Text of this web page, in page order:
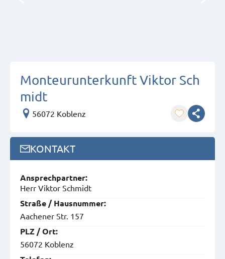
Monteurunterkunft Viktor Sch
midt
56072 Koblenz
KONTAKT
Ansprech­partner:
Herr Viktor Schmidt
Straße / Hausnummer:
Aachener Str. 157
PLZ / Ort:
56072 Koblenz